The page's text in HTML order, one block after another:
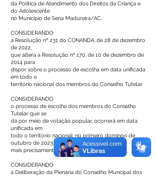
da Política de Atendimento dos Direitos da Criança e
do Adolescente
no Município de Sena Madureira/AC,
CONSIDERANDO
a Resolução nº 231 do CONANDA, de 28 de dezembro
de 2022,
que altera a Resolução nº 170, de 10 de dezembro de
2014 para
dispor sobre o processo de escolha em data unificada
em todo o
território nacional dos membros do Conselho Tutelar.
CONSIDERANDO
o processo de escolha dos membros do Conselho
Tutelar que se
dá por meio de votação popular, ocorrerá em data
unificada em
todo o território nacional, no primeiro domingo de
outubro de 2023,
mais precisamente em 01/10/2023.
CONSIDERANDO
a Deliberação da Plenária do Conselho Muncipal dos